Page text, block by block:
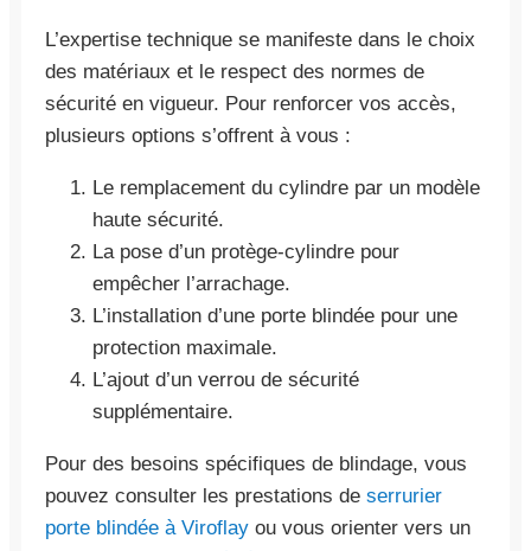
L’expertise technique se manifeste dans le choix
des matériaux et le respect des normes de
sécurité en vigueur. Pour renforcer vos accès,
plusieurs options s’offrent à vous :
Le remplacement du cylindre par un modèle
haute sécurité.
La pose d’un protège-cylindre pour
empêcher l’arrachage.
L’installation d’une porte blindée pour une
protection maximale.
L’ajout d’un verrou de sécurité
supplémentaire.
Pour des besoins spécifiques de blindage, vous
pouvez consulter les prestations de serrurier
porte blindée à Viroflay ou vous orienter vers un